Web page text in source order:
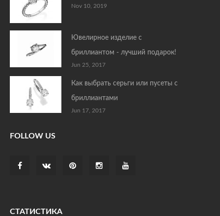
Nov 10, 2019
Ювелирное изделие с
бриллиантом - лучший подарок!
Jun 25, 2017
Как выбрать серьги или пусеты с
бриллиантами
Jun 17, 2017
FOLLOW US
СТАТИСТИКА